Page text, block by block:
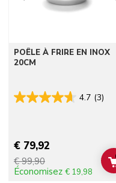
POÊLE À FRIRE EN INOX
20CM
4.7 (3)
€ 79,92
€ 99,90
Économisez € 19,98